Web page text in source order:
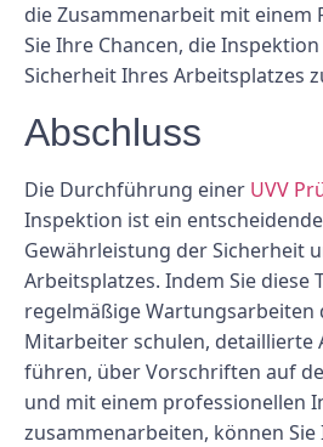
die Zusammenarbeit mit einem
Sie Ihre Chancen, die
Sicherheit Ihres Arbeitsplatzes
Abschluss
Die Durchführung einer UVV
Inspektion ist ein
Gewährleistung der Sicherheit
Arbeitsplatzes. Indem Sie diese
regelmäßige Wartungsarbeiten
Mitarbeiter schulen, detaillierte
führen, über Vorschriften auf
und mit einem professionellen
zusammenarbeiten, können